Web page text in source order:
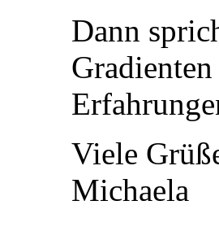
Dann
Viele
Michaela